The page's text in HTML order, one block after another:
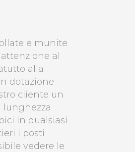
e munite
al
alla
dotazione
cliente un
lunghezza
in qualsiasi
i posti
vedere le